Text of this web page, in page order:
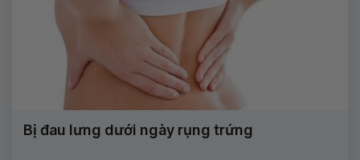
Bị đau lưng dưới ngày rụng trứng